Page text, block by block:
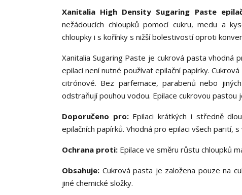
Xanitalia High Density Sugaring Paste
nežádoucích chloupků pomocí cukru, medu a
chloupky i s kořínky s nižší bolestivostí oproti
Xanitalia Sugaring Paste je cukrová pasta
epilaci není nutné používat epilační papírky.
citrónové. Bez parfemace, parabenů nebo
odstraňují pouhou vodou. Epilace cukrovou pastou
Doporučeno pro:Epilaci krátkých i středně
epilačních papírků. Vhodná pro epilaci všech parití,
Ochrana proti: Epilace ve směru růstu chloupků
Obsahuje: Cukrová pasta je založena pouze na
jiné chemické složky.